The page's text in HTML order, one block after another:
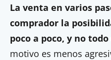
La venta en varios
comprador la
poco a poco, y no
motivo es menos